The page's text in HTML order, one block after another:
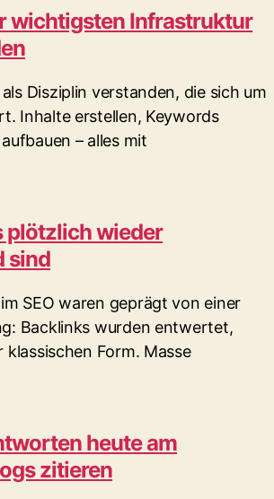
wichtigsten Infrastruktur
Disziplin verstanden, die sich um
Inhalte erstellen, Keywords
– alles mit
plötzlich wieder
sind
SEO waren geprägt von einer
Backlinks wurden entwertet,
klassischen Form. Masse
heute am
zitieren